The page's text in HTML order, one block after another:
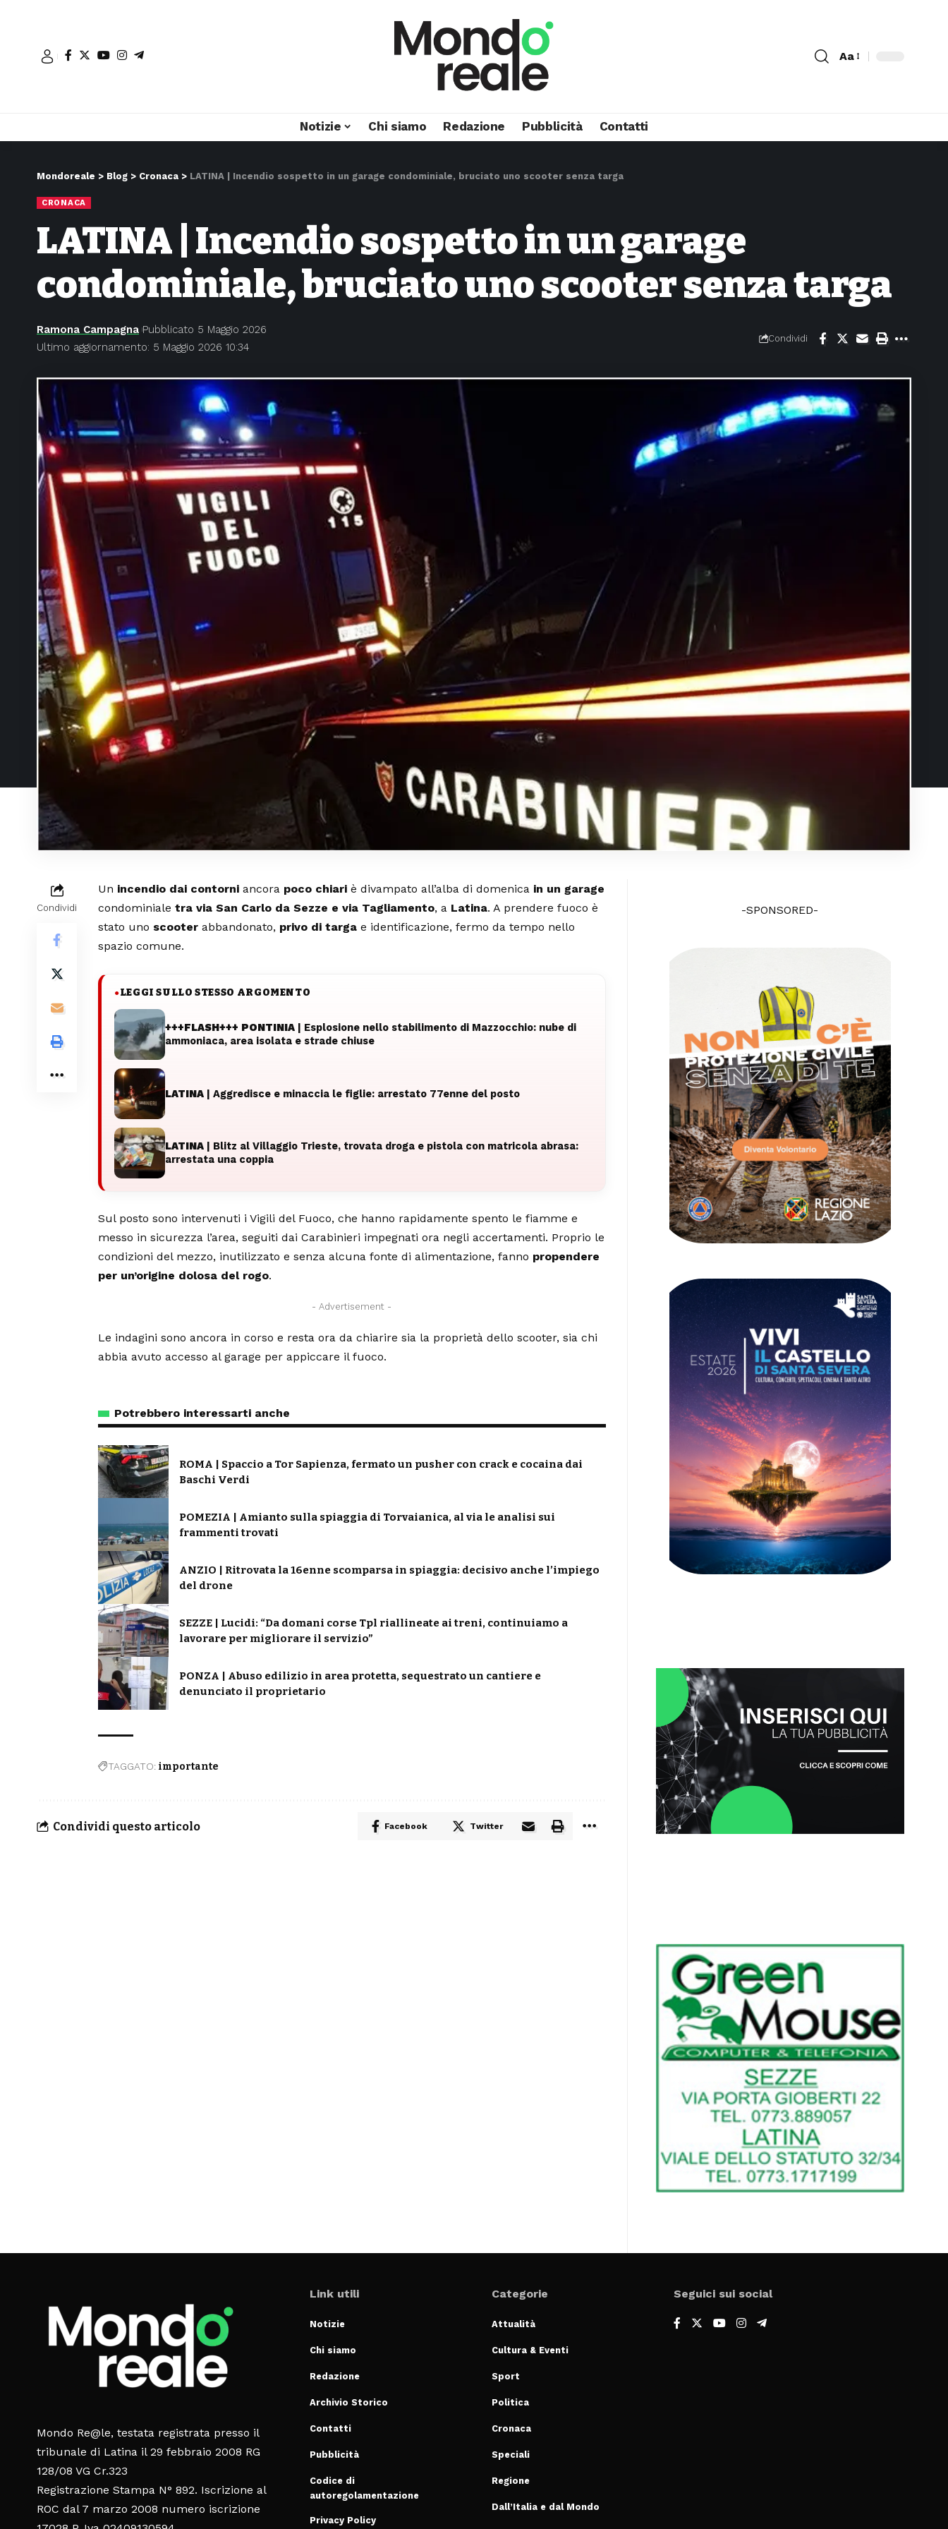
Aa
Notizie Chi siamo Redazione Pubblicità Contatti
Mondoreale > Blog > Cronaca > LATINA | Incendio sospetto in un garage condominiale, bruciato uno scooter senza targa
CRONACA
LATINA | Incendio sospetto in un garage
condominiale, bruciato uno scooter senza targa
Ultimo aggiornamento: 5 Maggio 2026 10:34
Ramona Campagna Pubblicato 5 Maggio 2026
Condividi
Condividi
Un incendio dai contorni ancora poco chiari è divampato all’alba di domenica in un garage
condominiale tra via San Carlo da Sezze e via Tagliamento, a Latina. A prendere fuoco è
stato uno scooter abbandonato, privo di targa e identificazione, fermo da tempo nello
spazio comune.
●LEGGI SULLO STESSO ARGOMENTO
+++FLASH+++ PONTINIA | Esplosione nello stabilimento di Mazzocchio: nube di
ammoniaca, area isolata e strade chiuse
LATINA | Aggredisce e minaccia le figlie: arrestato 77enne del posto
LATINA | Blitz al Villaggio Trieste, trovata droga e pistola con matricola abrasa:
arrestata una coppia
Sul posto sono intervenuti i Vigili del Fuoco, che hanno rapidamente spento le fiamme e
messo in sicurezza l’area, seguiti dai Carabinieri impegnati ora negli accertamenti. Proprio le
condizioni del mezzo, inutilizzato e senza alcuna fonte di alimentazione, fanno propendere
per un’origine dolosa del rogo.
- Advertisement -
Le indagini sono ancora in corso e resta ora da chiarire sia la proprietà dello scooter, sia chi
abbia avuto accesso al garage per appiccare il fuoco.
Potrebbero interessarti anche
ROMA | Spaccio a Tor Sapienza, fermato un pusher con crack e cocaina dai
Baschi Verdi
POMEZIA | Amianto sulla spiaggia di Torvaianica, al via le analisi sui
frammenti trovati
ANZIO | Ritrovata la 16enne scomparsa in spiaggia: decisivo anche l’impiego
del drone
SEZZE | Lucidi: “Da domani corse Tpl riallineate ai treni, continuiamo a
lavorare per migliorare il servizio”
PONZA | Abuso edilizio in area protetta, sequestrato un cantiere e
denunciato il proprietario
TAGGATO: importante
Condividi questo articolo Facebook Twitter
-SPONSORED-
Mondo Re@le, testata registrata presso il
tribunale di Latina il 29 febbraio 2008 RG
128/08 VG Cr.323
Registrazione Stampa N° 892. Iscrizione al
ROC dal 7 marzo 2008 numero iscrizione
Link utili
Notizie
Chi siamo
Redazione
Archivio Storico
Contatti
Pubblicità
Codice di
autoregolamentazione
Privacy Policy
Categorie
Attualità
Cultura & Eventi
Sport
Politica
Cronaca
Speciali
Regione
Dall’Italia e dal Mondo
Seguici sui social